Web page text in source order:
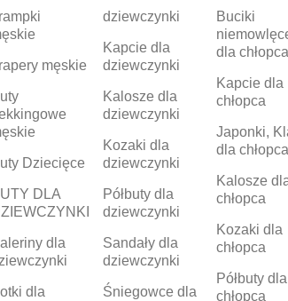
męskie
Dziecięce
DLA
dla
dla
dziewczynki
Kapcie dla
dziewczynki
Kalosze dla
dziewczynki
Kozaki dla
dziewczynki
Półbuty dla
dziewczynki
Sandały dla
dziewczynki
Śniegowce dla
Buciki
dla chłopca
Kapcie dla
chłopca
Japonki,
dla chłopca
Kalosze
chłopca
Kozaki dla
chłopca
Półbuty dla
chłopca